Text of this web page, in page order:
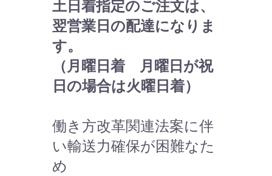
土日着指定のご注文は、
翌営業日の配達になりま
す。
（月曜日着 月曜日が祝
日の場合は火曜日着）
働き方改革関連法案に伴
い輸送力確保が困難なた
め